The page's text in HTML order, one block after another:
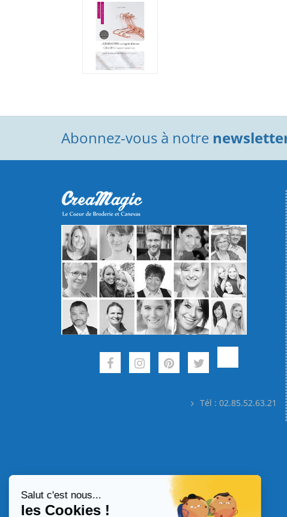
Abonnez-vous à notre
Tél : 02.85.52.63.21